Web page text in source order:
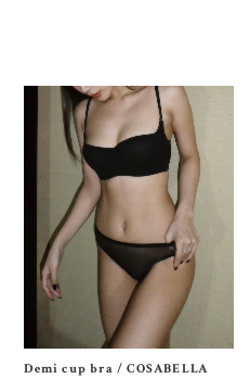
Demi cup bra / COSABELLA